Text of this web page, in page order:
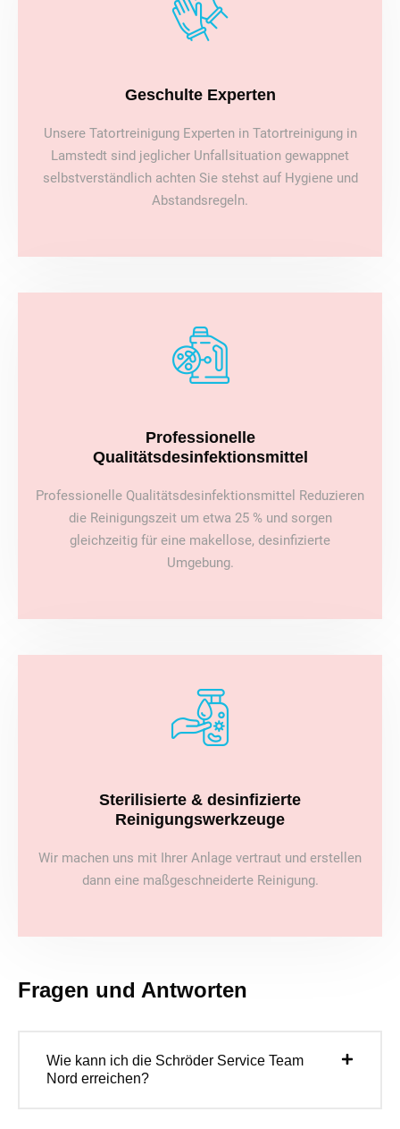
Geschulte Experten
Unsere Tatortreinigung Experten in Tatortreinigung in
Lamstedt sind jeglicher Unfallsituation gewappnet
selbstverständlich achten Sie stehst auf Hygiene und
Abstandsregeln.
Professionelle
Qualitätsdesinfektionsmittel
Professionelle Qualitätsdesinfektionsmittel Reduzieren
die Reinigungszeit um etwa 25 % und sorgen
gleichzeitig für eine makellose, desinfizierte
Umgebung.
Sterilisierte & desinfizierte
Reinigungswerkzeuge
Wir machen uns mit Ihrer Anlage vertraut und erstellen
dann eine maßgeschneiderte Reinigung.
Fragen und Antworten
Wie kann ich die Schröder Service Team
Nord erreichen?